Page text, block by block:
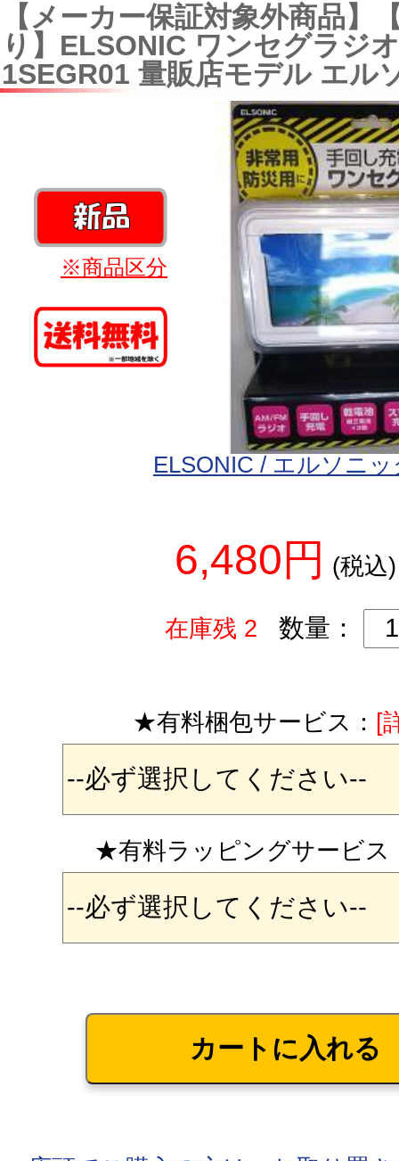
【メーカー保証対象外商品】
り】ELSONIC ワンセグラジ
1SEGR01 量販店モデル エル
※商品区分
ELSONIC / エルソニッ
6,480円 (税込)
在庫残 2 数量：
★有料梱包サービス： [
★有料ラッピングサービス